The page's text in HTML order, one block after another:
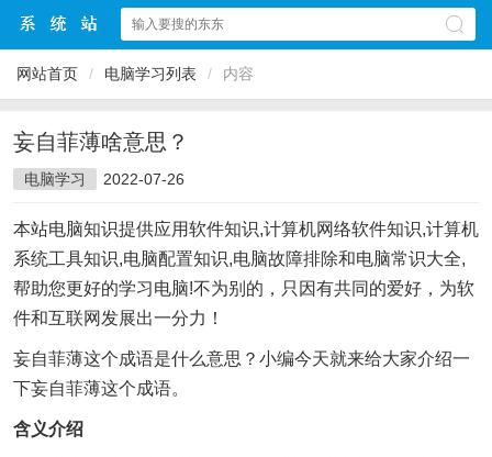
网站首页 / 电脑学习列表 / 内容
妄自菲薄啥意思？
电脑学习 2022-07-26
本站电脑知识提供应用软件知识,计算机网络软件知识,计算机
系统工具知识,电脑配置知识,电脑故障排除和电脑常识大全,
帮助您更好的学习电脑!不为别的，只因有共同的爱好，为软
件和互联网发展出一分力！
妄自菲薄这个成语是什么意思？小编今天就来给大家介绍一
下妄自菲薄这个成语。
含义介绍